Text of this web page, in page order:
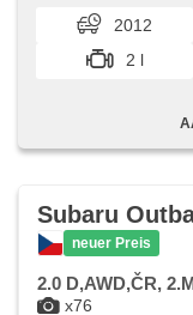
Seitenscheiben,
Handgetriebe,
2012
2 l
x76
Subaru
neuer Preis
2.0 D,AWD,ČR,